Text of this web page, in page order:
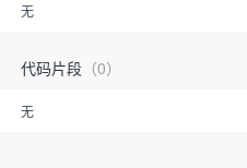
无
代码片段 （0）
无